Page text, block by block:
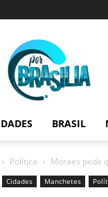
Por
Brasília
BRASIL
Política Moraes pede
Cidades Manchetes